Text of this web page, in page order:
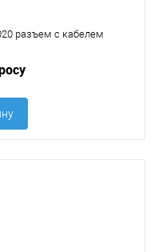
разъем с кабелем